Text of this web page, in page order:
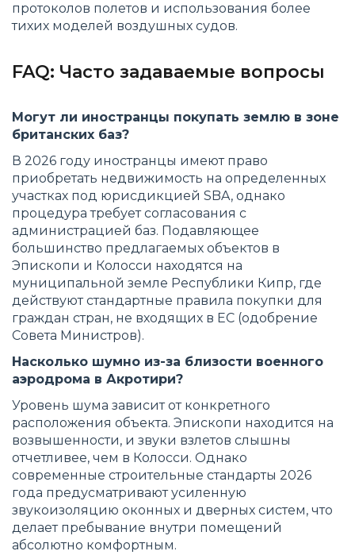
протоколов полетов и использования более
тихих моделей воздушных судов.
FAQ: Часто задаваемые вопросы
Могут ли иностранцы покупать землю в зоне
британских баз?
В 2026 году иностранцы имеют право
приобретать недвижимость на определенных
участках под юрисдикцией SBA, однако
процедура требует согласования с
администрацией баз. Подавляющее
большинство предлагаемых объектов в
Эпископи и Колосси находятся на
муниципальной земле Республики Кипр, где
действуют стандартные правила покупки для
граждан стран, не входящих в ЕС (одобрение
Совета Министров).
Насколько шумно из-за близости военного
аэродрома в Акротири?
Уровень шума зависит от конкретного
расположения объекта. Эпископи находится на
возвышенности, и звуки взлетов слышны
отчетливее, чем в Колосси. Однако
современные строительные стандарты 2026
года предусматривают усиленную
звукоизоляцию оконных и дверных систем, что
делает пребывание внутри помещений
абсолютно комфортным.